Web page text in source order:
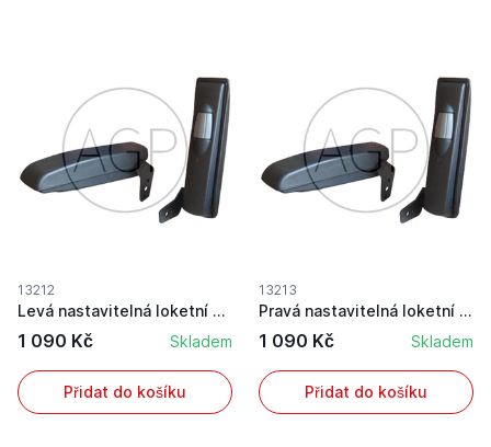
13212
Levá nastavitelná loketní opěrka do traktorovýc...
1 090 Kč Skladem
Přidat do košíku
13213
Pravá nastavitelná loketní opěrka do traktorový...
1 090 Kč Skladem
Přidat do košíku